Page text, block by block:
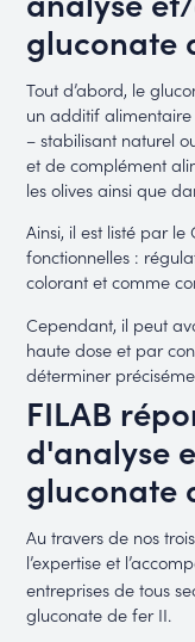
gluconate
Tout d’abord, le
un additif
– stabilisant naturel
et de complément
les olives ainsi que
Ainsi, il est listé par
fonctionnelles :
colorant et comme
Cependant, il peut
haute dose et par
déterminer
FILAB
d'analyse
gluconate
Au travers de nos
l’expertise et
entreprises de tous
gluconate de fer II.